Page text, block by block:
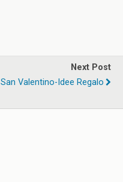
Next Post
San Valentino-Idee Regalo